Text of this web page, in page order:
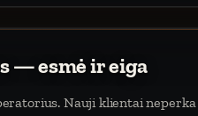
— esmė ir eiga
Nauji klientai